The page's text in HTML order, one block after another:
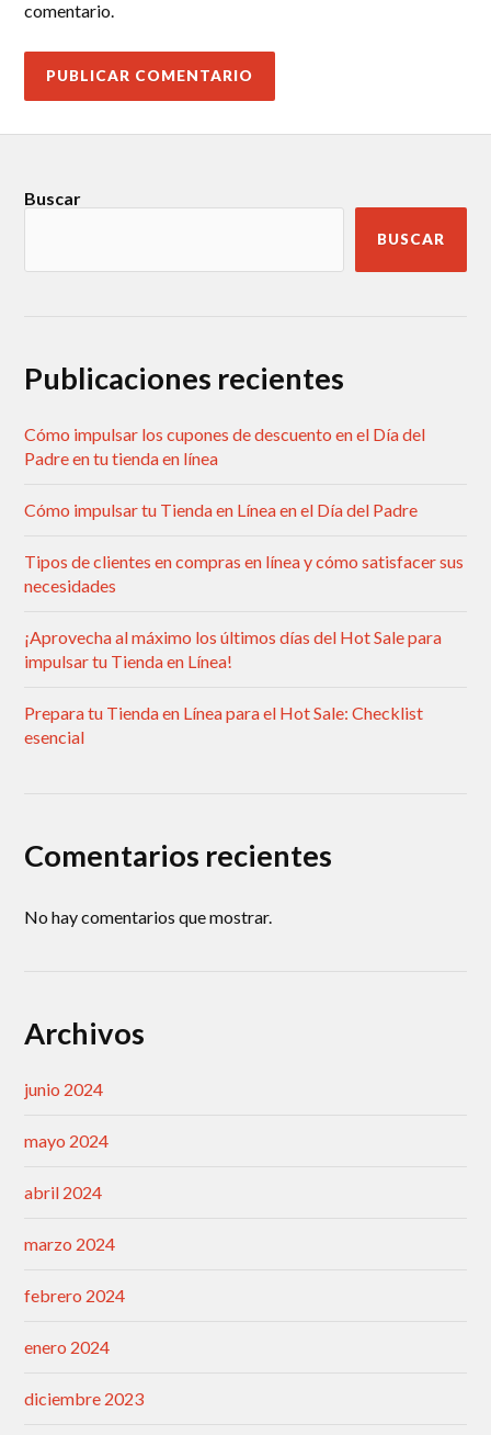
comentario.
Buscar
BUSCAR
Publicaciones recientes
Cómo impulsar los cupones de descuento en el Día del
Padre en tu tienda en línea
Cómo impulsar tu Tienda en Línea en el Día del Padre
Tipos de clientes en compras en línea y cómo satisfacer sus
necesidades
¡Aprovecha al máximo los últimos días del Hot Sale para
impulsar tu Tienda en Línea!
Prepara tu Tienda en Línea para el Hot Sale: Checklist
esencial
Comentarios recientes
No hay comentarios que mostrar.
Archivos
junio 2024
mayo 2024
abril 2024
marzo 2024
febrero 2024
enero 2024
diciembre 2023